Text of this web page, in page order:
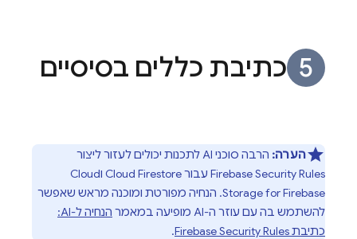
כתיבת כללים בסיסיים
הערה: הרבה סוכני AI לתכנות יכולים לעזור ליצור
Firebase Security Rules עבורCloud Firestore וCloud
Storage for Firebase. הנחיה מפורטת ומוכנה מראש שאפשר
להשתמש בה עם עוזר ה-AI מופיעה במאמר
הנחיה ל-AI:
כתיבתFirebase Security Rules
.